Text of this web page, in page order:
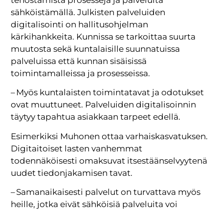
sähköistämällä. Julkisten palveluiden
digitalisointi on hallitusohjelman
kärkihankkeita. Kunnissa se tarkoittaa suurta
muutosta sekä kuntalaisille suunnatuissa
palveluissa että kunnan sisäisissä
toimintamalleissa ja prosesseissa.
– Myös kuntalaisten toimintatavat ja odotukset
ovat muuttuneet. Palveluiden digitalisoinnin
täytyy tapahtua asiakkaan tarpeet edellä.
Esimerkiksi Muhonen ottaa varhaiskasvatuksen.
Digitaitoiset lasten vanhemmat
todennäköisesti omaksuvat itsestäänselvyytenä
uudet tiedonjakamisen tavat.
– Samanaikaisesti palvelut on turvattava myös
heille, jotka eivät sähköisiä palveluita voi